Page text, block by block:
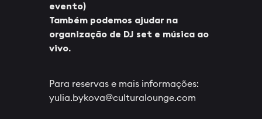
Para reservas e mais informações:
yulia.bykova@culturalounge.com
evento)
Também podemos ajudar na
organização de DJ set e música ao
vivo.